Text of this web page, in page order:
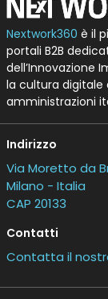
Nextwork360 è il
portali B2B
dell’Innovazione
la cultura digitale
amministrazioni
Indirizzo
Via Moretto da
Milano - Italia
CAP 20133
Contatti
Contatta il